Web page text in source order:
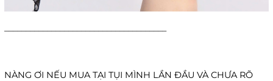
NÀNG ƠI NẾU MUA TẠI TỤI MÌNH LẦN ĐẦU VÀ CHƯA RÕ